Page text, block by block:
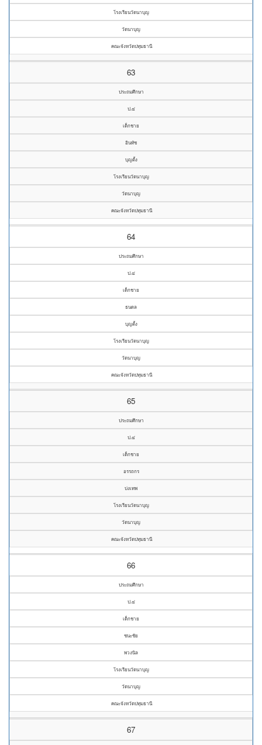
โรงเรียนวัดนาบุญ
วัดนาบุญ
คณะจังหวัดปทุมธานี
63
ประถมศึกษา
ป.๔
เด็กชาย
อินทัช
บุญตั้ง
โรงเรียนวัดนาบุญ
วัดนาบุญ
คณะจังหวัดปทุมธานี
64
ประถมศึกษา
ป.๔
เด็กชาย
ธนดล
บุญตั้ง
โรงเรียนวัดนาบุญ
วัดนาบุญ
คณะจังหวัดปทุมธานี
65
ประถมศึกษา
ป.๔
เด็กชาย
อรรถกร
บ่งเทพ
โรงเรียนวัดนาบุญ
วัดนาบุญ
คณะจังหวัดปทุมธานี
66
ประถมศึกษา
ป.๔
เด็กชาย
ชนะชัย
พวงนิล
โรงเรียนวัดนาบุญ
วัดนาบุญ
คณะจังหวัดปทุมธานี
67